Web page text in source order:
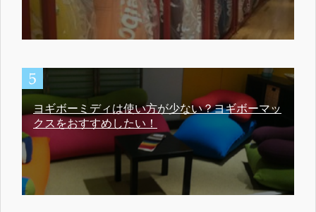
ヨギボーミディは使い方が少ない？ヨギボーマッ
クスをおすすめしたい！